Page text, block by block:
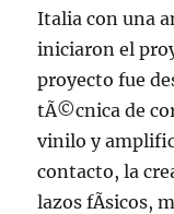
Italia con una
iniciaron el
proyecto fue
tÃ©cnica de
vinilo y
contacto, la
lazos fÃ­sicos,